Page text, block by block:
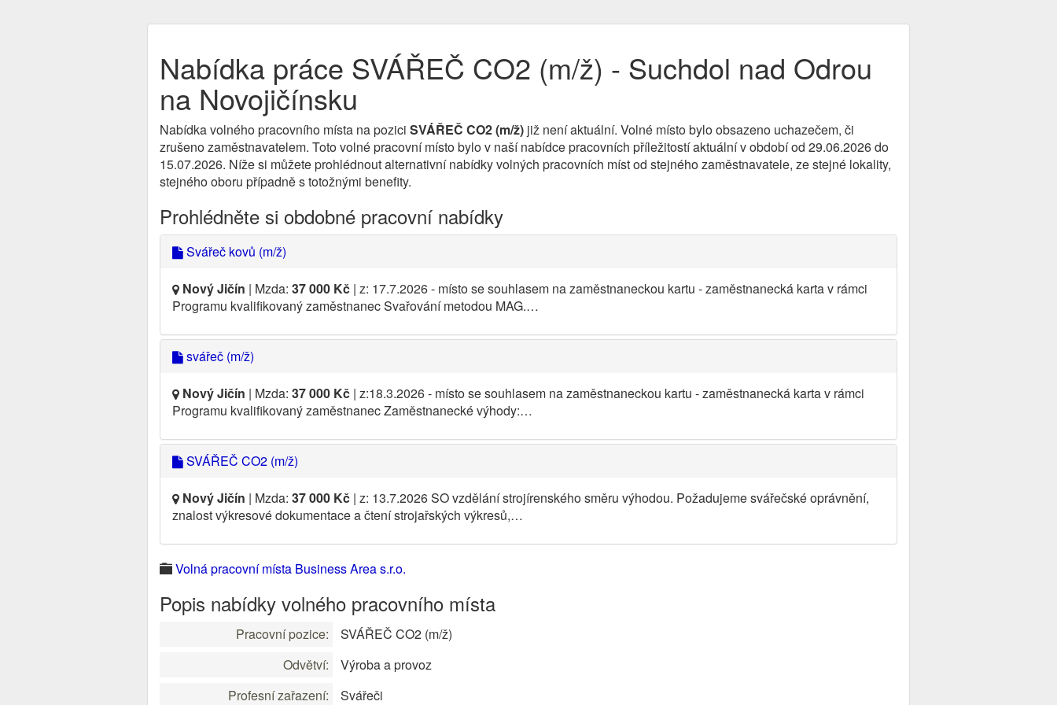
Nabídka práce SVÁŘEČ CO2 (m/ž) - Suchdol nad Odrou
na Novojičínsku
Nabídka volného pracovního místa na pozici SVÁŘEČ CO2 (m/ž) již není aktuální. Volné místo bylo obsazeno uchazečem, či
zrušeno zaměstnavatelem. Toto volné pracovní místo bylo v naší nabídce pracovních příležitostí aktuální v období od 29.06.2026 do
15.07.2026. Níže si můžete prohlédnout alternativní nabídky volných pracovních míst od stejného zaměstnavatele, ze stejné lokality,
stejného oboru případně s totožnými benefity.
Prohlédněte si obdobné pracovní nabídky
Svářeč kovů (m/ž)
Nový Jičín | Mzda: 37 000 Kč | z: 17.7.2026 - místo se souhlasem na zaměstnaneckou kartu - zaměstnanecká karta v rámci
Programu kvalifikovaný zaměstnanec Svařování metodou MAG.…
svářeč (m/ž)
Nový Jičín | Mzda: 37 000 Kč | z:18.3.2026 - místo se souhlasem na zaměstnaneckou kartu - zaměstnanecká karta v rámci
Programu kvalifikovaný zaměstnanec Zaměstnanecké výhody:…
SVÁŘEČ CO2 (m/ž)
Nový Jičín | Mzda: 37 000 Kč | z: 13.7.2026 SO vzdělání strojírenského směru výhodou. Požadujeme svářečské oprávnění,
znalost výkresové dokumentace a čtení strojařských výkresů,…
Volná pracovní místa Business Area s.r.o.
Popis nabídky volného pracovního místa
Pracovní pozice:
SVÁŘEČ CO2 (m/ž)
Odvětví:
Výroba a provoz
Profesní zařazení:
Svářeči